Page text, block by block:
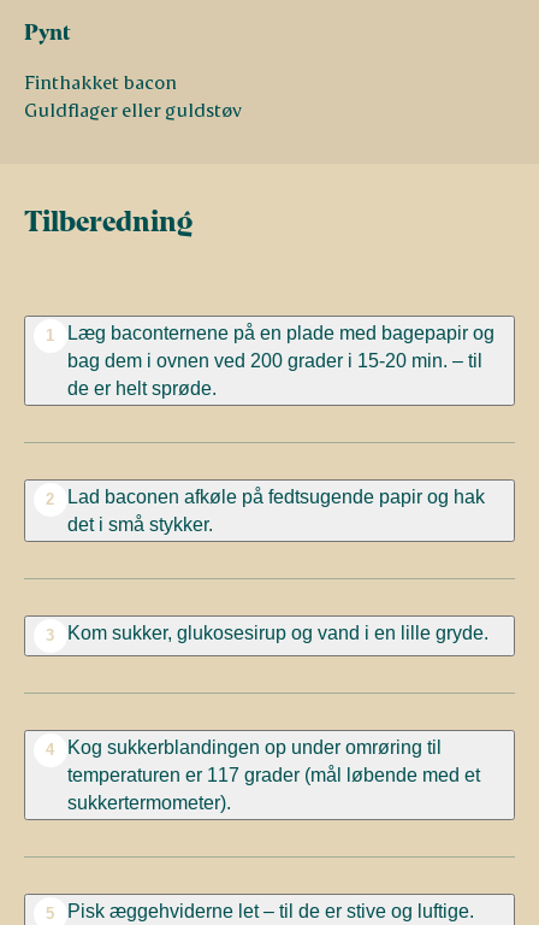
Pynt
Finthakket bacon
Guldflager eller guldstøv
Tilberedning
1
Læg baconternene på en plade med bagepapir og
bag dem i ovnen ved 200 grader i 15-20 min. – til
de er helt sprøde.
2
Lad baconen afkøle på fedtsugende papir og hak
det i små stykker.
3 Kom sukker, glukosesirup og vand i en lille gryde.
4
Kog sukkerblandingen op under omrøring til
temperaturen er 117 grader (mål løbende med et
sukkertermometer).
5
Pisk æggehviderne let – til de er stive og luftige.